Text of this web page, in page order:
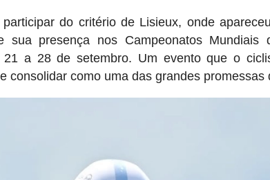
do critério de Lisieux, onde
sua presença nos Campeonatos Mundiais
a 28 de setembro. Um evento que o
consolidar como uma das grandes promessas